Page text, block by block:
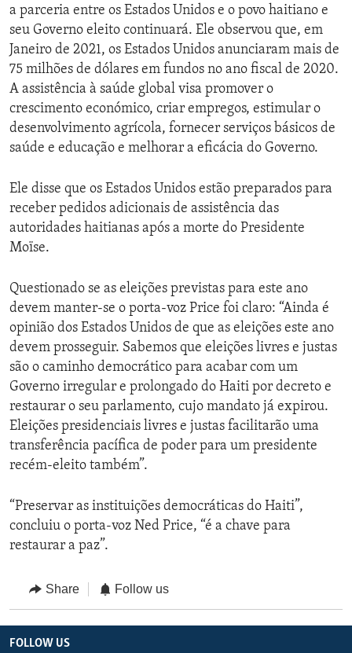
a parceria entre os Estados Unidos e o povo haitiano e
seu Governo eleito continuará. Ele observou que, em
Janeiro de 2021, os Estados Unidos anunciaram mais de
75 milhões de dólares em fundos no ano fiscal de 2020.
A assistência à saúde global visa promover o
crescimento económico, criar empregos, estimular o
desenvolvimento agrícola, fornecer serviços básicos de
saúde e educação e melhorar a eficácia do Governo.
Ele disse que os Estados Unidos estão preparados para
receber pedidos adicionais de assistência das
autoridades haitianas após a morte do Presidente
Moïse.
Questionado se as eleições previstas para este ano
devem manter-se o porta-voz Price foi claro: “Ainda é
opinião dos Estados Unidos de que as eleições este ano
devem prosseguir. Sabemos que eleições livres e justas
são o caminho democrático para acabar com um
Governo irregular e prolongado do Haiti por decreto e
restaurar o seu parlamento, cujo mandato já expirou.
Eleições presidenciais livres e justas facilitarão uma
transferência pacífica de poder para um presidente
recém-eleito também”.
“Preservar as instituições democráticas do Haiti”,
concluiu o porta-voz Ned Price, “é a chave para
restaurar a paz”.
Share Follow us
FOLLOW US